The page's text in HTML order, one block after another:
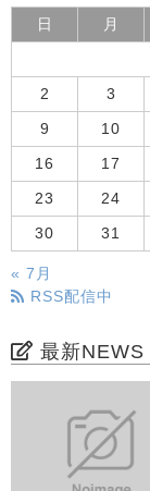
日 月
2 3
9 10
16 17
23 24
30 31
« 7月
RSS配信中
最新NEWS